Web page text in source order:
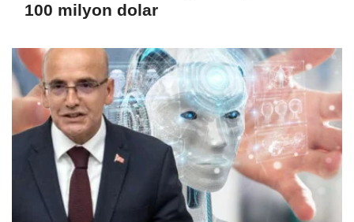
100 milyon dolar